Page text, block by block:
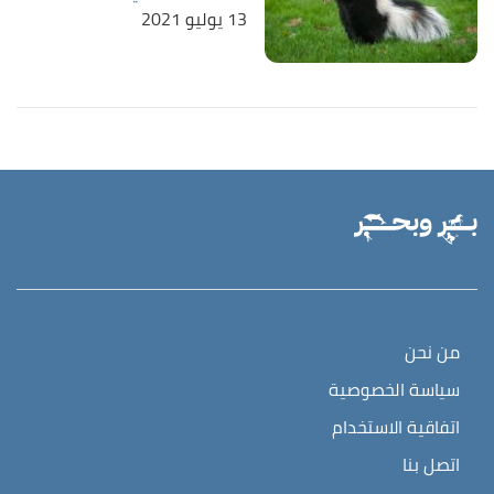
13 يوليو 2021
من نحن
سياسة الخصوصية
اتفاقية الاستخدام
اتصل بنا